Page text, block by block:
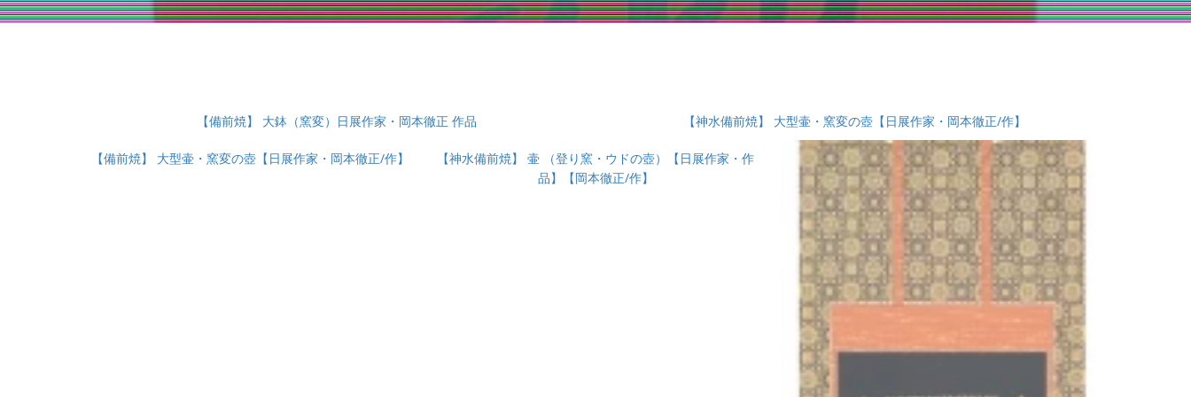
【備前焼】 大鉢（窯変）日展作家・岡本徹正 作品 【神水備前焼】 大型壷・窯変の壺【日展作家・岡本徹正/作】
【備前焼】 大型壷・窯変の壺【日展作家・岡本徹正/作】
【神水備前焼】 壷 （登り窯・ウドの壺）【日展作家・作
品】【岡本徹正/作】